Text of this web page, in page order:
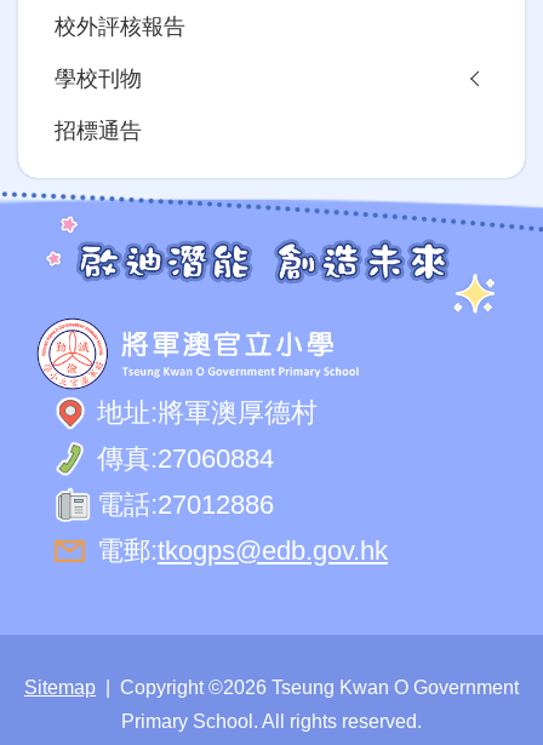
校外評核報告
學校刊物
招標通告
地址:將軍澳厚德村
傳真:27060884
電話:27012886
電郵:tkogps@edb.gov.hk
Sitemap | Copyright ©2026 Tseung Kwan O Government
Primary School. All rights reserved.